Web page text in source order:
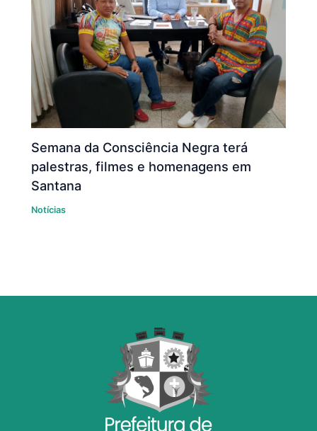
Semana da Consciência Negra terá
palestras, filmes e homenagens em
Santana
Notícias